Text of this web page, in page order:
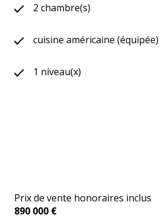
2 chambre(s)
cuisine américaine (équipée)
1 niveau(x)
Prix de vente honoraires inclus
890 000 €